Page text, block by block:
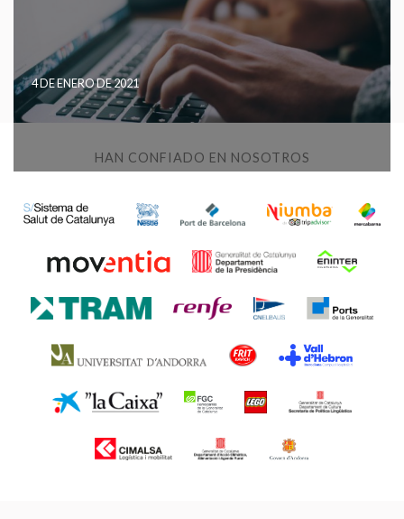
4 DE ENERO DE 2021
HAN CONFIADO EN NOSOTROS